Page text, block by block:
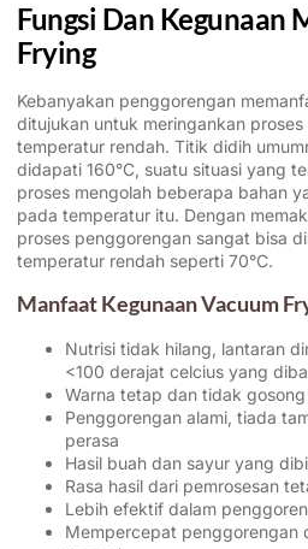
Fungsi Dan Kegunaan
Frying
Kebanyakan penggorengan
ditujukan untuk meringankan
temperatur rendah. Titik didih
didapati 160°C, suatu situasi yang
proses mengolah beberapa bahan
pada temperatur itu. Dengan
proses penggorengan sangat bisa
temperatur rendah seperti 70°C.
Manfaat Kegunaan Vacuum
Nutrisi tidak hilang, lantaran
<100 derajat celcius yang
Warna tetap dan tidak gosong
Penggorengan alami, tiada
perasa
Hasil buah dan sayur yang
Rasa hasil dari pemrosesan
Lebih efektif dalam
Mempercepat penggorengan